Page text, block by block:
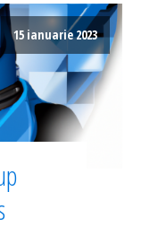
15 ianuarie 2023